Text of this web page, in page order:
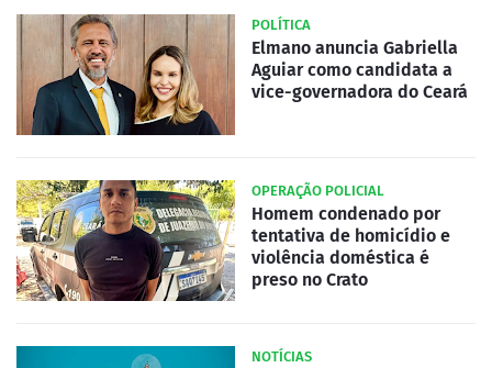
POLÍTICA
Elmano anuncia Gabriella
Aguiar como candidata a
vice-governadora do Ceará
OPERAÇÃO POLICIAL
Homem condenado por
tentativa de homicídio e
violência doméstica é
preso no Crato
NOTÍCIAS